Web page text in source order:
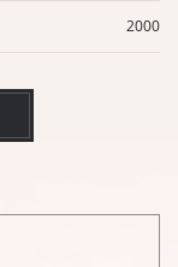
2000